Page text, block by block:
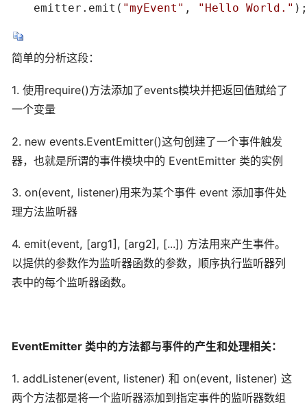
emitter.emit( "myEvent " , " Hello World. " );
简单的分析这段：
1. 使用require()方法添加了events模块并把返回值赋给了
一个变量
2. new events.EventEmitter()这句创建了一个事件触发
器，也就是所谓的事件模块中的 EventEmitter 类的实例
3. on(event, listener)用来为某个事件 event 添加事件处
理方法监听器
4. emit(event, [arg1], [arg2], [...]) 方法用来产生事件。
以提供的参数作为监听器函数的参数，顺序执行监听器列
表中的每个监听器函数。
EventEmitter 类中的方法都与事件的产生和处理相关：
1. addListener(event, listener) 和 on(event, listener) 这
两个方法都是将一个监听器添加到指定事件的监听器数组